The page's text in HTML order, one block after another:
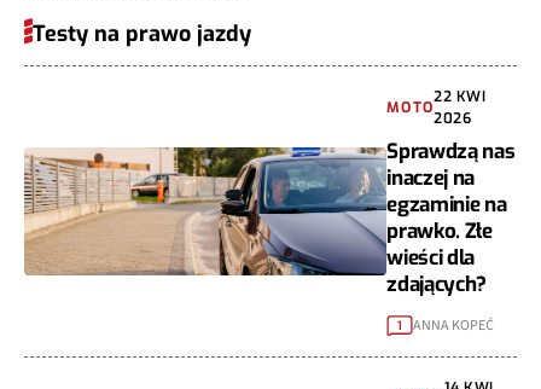
Testy na prawo jazdy
MOTO
22 KWI
2026
Sprawdzą nas
inaczej na
egzaminie na
prawko. Złe
wieści dla
zdających?
1 ANNA KOPEĆ